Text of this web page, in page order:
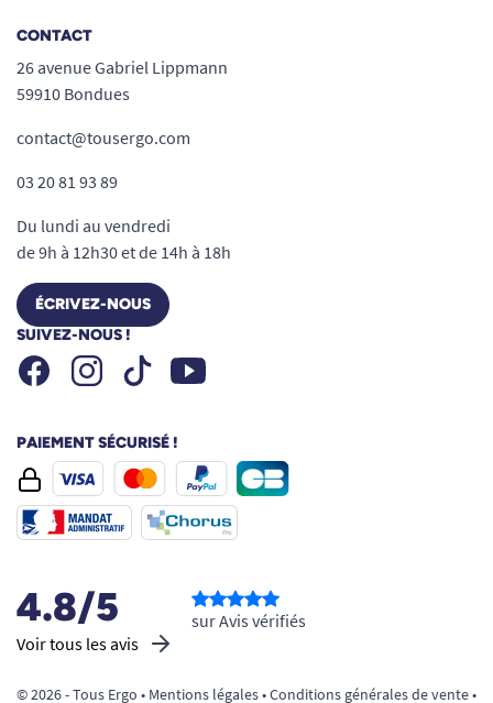
CONTACT
26 avenue Gabriel Lippmann
59910 Bondues
contact@tousergo.com
03 20 81 93 89
Du lundi au vendredi
de 9h à 12h30 et de 14h à 18h
ÉCRIVEZ-NOUS
SUIVEZ-NOUS !
FacebookInstagramTiktok Youtube
PAIEMENT SÉCURISÉ !
4.8/5
Voir tous les avis
sur Avis vérifiés
© 2026 - Tous Ergo • Mentions légales•Conditions générales de vente•